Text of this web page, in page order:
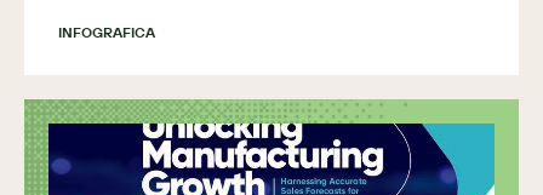
INFOGRAFICA